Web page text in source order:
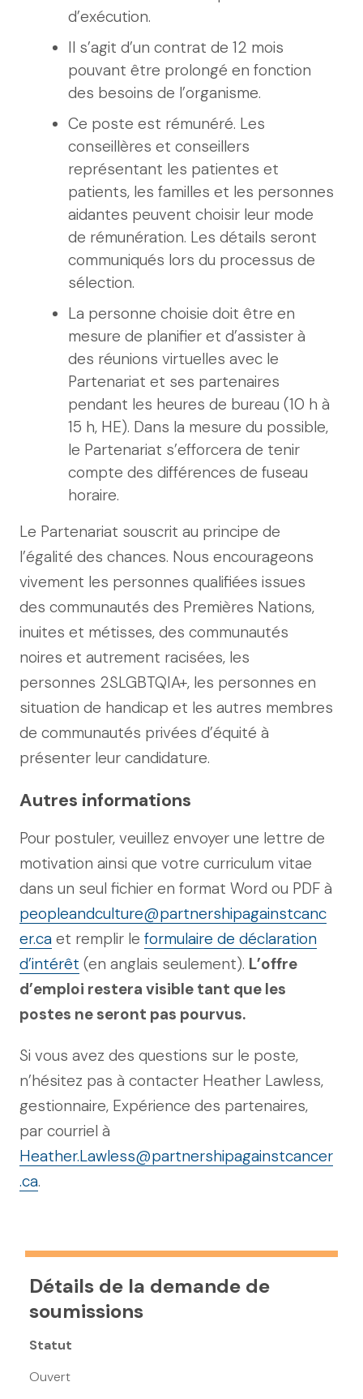
d’exécution.
Il s’agit d’un contrat de 12 mois
pouvant être prolongé en fonction
des besoins de l’organisme.
Ce poste est rémunéré. Les
conseillères et conseillers
représentant les patientes et
patients, les familles et les personnes
aidantes peuvent choisir leur mode
de rémunération. Les détails seront
communiqués lors du processus de
sélection.
La personne choisie doit être en
mesure de planifier et d’assister à
des réunions virtuelles avec le
Partenariat et ses partenaires
pendant les heures de bureau (10 h à
15 h, HE). Dans la mesure du possible,
le Partenariat s’efforcera de tenir
compte des différences de fuseau
horaire.
Le Partenariat souscrit au principe de
l’égalité des chances. Nous encourageons
vivement les personnes qualifiées issues
des communautés des Premières Nations,
inuites et métisses, des communautés
noires et autrement racisées, les
personnes 2SLGBTQIA+, les personnes en
situation de handicap et les autres membres
de communautés privées d’équité à
présenter leur candidature.
Autres informations
Pour postuler, veuillez envoyer une lettre de
motivation ainsi que votre curriculum vitae
dans un seul fichier en format Word ou PDF à
peopleandculture@partnershipagainstcanc
er.ca et remplir le formulaire de déclaration
d’intérêt (en anglais seulement). L’offre
d’emploi restera visible tant que les
postes ne seront pas pourvus.
Si vous avez des questions sur le poste,
n’hésitez pas à contacter Heather Lawless,
gestionnaire, Expérience des partenaires,
par courriel à
Heather.Lawless@partnershipagainstcancer
.ca.
Détails de la demande de
soumissions
Statut
Ouvert